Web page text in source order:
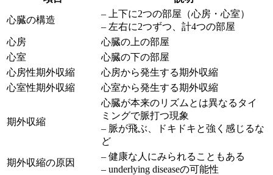
心臓の構造
– 上下に2つの部屋（心房・心室）
– 左右に2つずつ、計4つの部屋
心房
心臓の上の部屋
心室
心臓の下の部屋
心房性期外収縮
心房から発生する期外収縮
心室性期外収縮
心室から発生する期外収縮
期外収縮
心臓が本来のリズムとは異なるタイ
ミングで脈打つ現象
– 脈が飛ぶ、ドキドキと強く感じるな
ど
期外収縮の原因
– 健康な人にみられることもある
– underlying diseaseの可能性